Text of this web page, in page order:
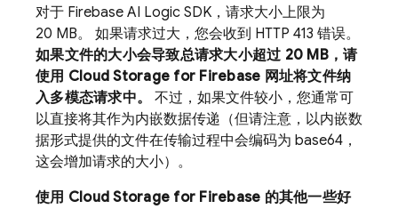
对于 Firebase AI Logic SDK，请求大小上限为
20 MB。 如果请求过大，您会收到 HTTP 413 错误。
如果文件的大小会导致总请求大小超过 20 MB，请
使用 Cloud Storage for Firebase 网址将文件纳
入多模态请求中。
不过，如果文件较小，您通常可
以直接将其作为内嵌数据传递（但请注意，以内嵌数
据形式提供的文件在传输过程中会编码为 base64，
这会增加请求的大小）。
使用 Cloud Storage for Firebase 的其他一些好